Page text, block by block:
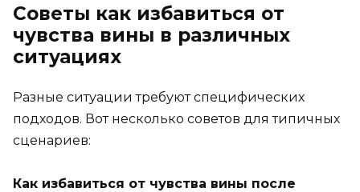
Советы как избавиться от
чувства вины в различных
ситуациях
Разные ситуации требуют специфических
подходов. Вот несколько советов для типичных
сценариев:
Как избавиться от чувства вины после